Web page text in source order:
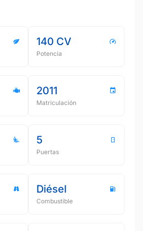
140 CV
Potencia
2011
Matriculación
5
Puertas
Diésel
Combustible